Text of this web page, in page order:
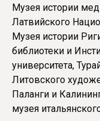
Музея истории
Латвийского
Музея истории
библиотеки и
университета,
Литовского
Паланги и
музея